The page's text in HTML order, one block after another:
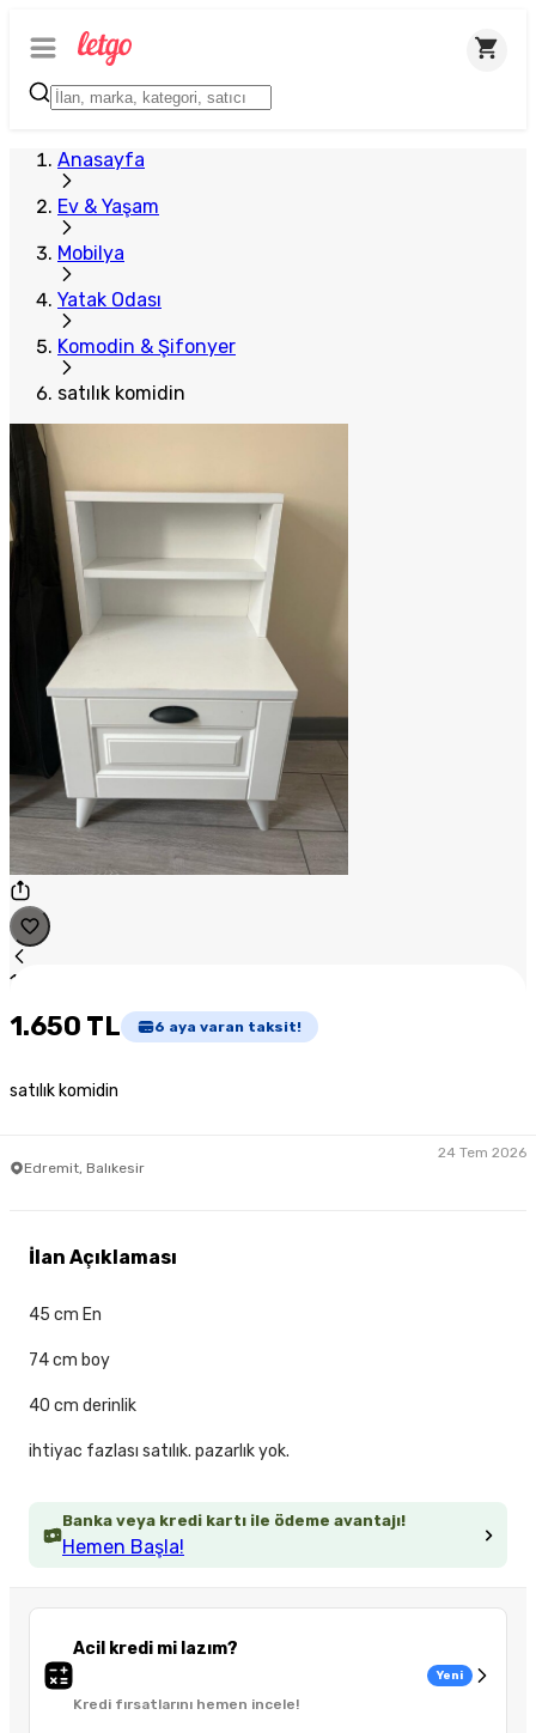
Anasayfa
Ev & Yaşam
Mobilya
Yatak Odası
Komodin & Şifonyer
satılık komidin
1
1.650 TL 6 aya varan taksit!
satılık komidin
Edremit, Balıkesir
24 Tem 2026
Banka veya kredi kartı ile ödeme avantajı!
Hemen Başla!
Acil kredi mi lazım?
Kredi fırsatlarını hemen incele!
Yeni
İlan Açıklaması
45 cm En
74 cm boy
40 cm derinlik
ihtiyac fazlası satılık. pazarlık yok.